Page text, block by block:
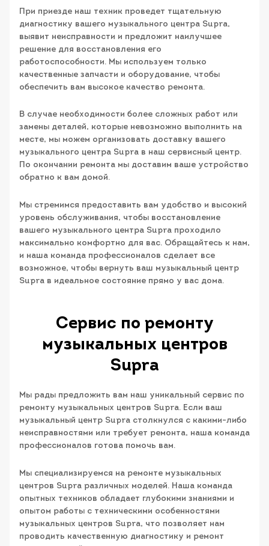
При приезде наш техник проведет тщательную
диагностику вашего музыкального центра Supra,
выявит неисправности и предложит наилучшее
решение для восстановления его
работоспособности. Мы используем только
качественные запчасти и оборудование, чтобы
обеспечить вам высокое качество ремонта.
В случае необходимости более сложных работ или
замены деталей, которые невозможно выполнить на
месте, мы можем организовать доставку вашего
музыкального центра Supra в наш сервисный центр.
По окончании ремонта мы доставим ваше устройство
обратно к вам домой.
Мы стремимся предоставить вам удобство и высокий
уровень обслуживания, чтобы восстановление
вашего музыкального центра Supra проходило
максимально комфортно для вас. Обращайтесь к нам,
и наша команда профессионалов сделает все
возможное, чтобы вернуть ваш музыкальный центр
Supra в идеальное состояние прямо у вас дома.
Сервис по ремонту
музыкальных центров
Supra
Мы рады предложить вам наш уникальный сервис по
ремонту музыкальных центров Supra. Если ваш
музыкальный центр Supra столкнулся с какими-либо
неисправностями или требует ремонта, наша команда
профессионалов готова помочь вам.
Мы специализируемся на ремонте музыкальных
центров Supra различных моделей. Наша команда
опытных техников обладает глубокими знаниями и
опытом работы с техническими особенностями
музыкальных центров Supra, что позволяет нам
проводить качественную диагностику и ремонт